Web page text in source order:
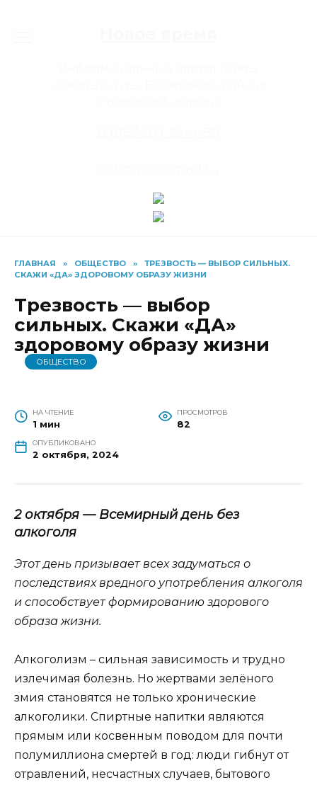
ГЛАВНАЯ » ОБЩЕСТВО »
ТРЕЗВОСТЬ — ВЫБОР СИЛЬНЫХ.
СКАЖИ «ДА» ЗДОРОВОМУ ОБРАЗУ ЖИЗНИ
Трезвость — выбор
сильных. Скажи «ДА»
здоровому образу жизни
ОБЩЕСТВО
НА ЧТЕНИЕ
1 мин
ПРОСМОТРОВ
82
ОПУБЛИКОВАНО
2 октября, 2024
2 октября — Всемирный день без
алкоголя
Этот день призывает всех задуматься о
последствиях вредного употребления алкоголя
и способствует формированию здорового
образа жизни.
Алкоголизм – сильная зависимость и трудно
излечимая болезнь. Но жертвами зелёного
змия становятся не только хронические
алкоголики. Спиртные напитки являются
прямым или косвенным поводом для почти
полумиллиона смертей в год: люди гибнут от
отравлений, несчастных случаев, бытового